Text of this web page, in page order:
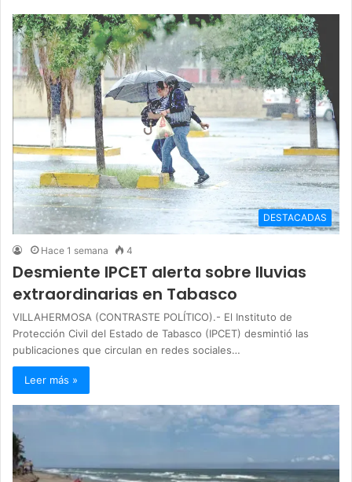
DESTACADAS
Hace 1 semana 4
Desmiente IPCET alerta sobre lluvias
extraordinarias en Tabasco
VILLAHERMOSA (CONTRASTE POLÍTICO).- El Instituto de
Protección Civil del Estado de Tabasco (IPCET) desmintió las
publicaciones que circulan en redes sociales…
Leer más »